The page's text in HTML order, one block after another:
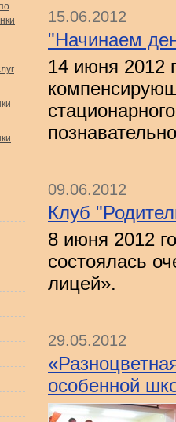
15.06.2012
"Начинаем
14 июня 2012
09.06.2012
Клуб
8 июня 2012
состоялась
лицей».
29.05.2012
особенной